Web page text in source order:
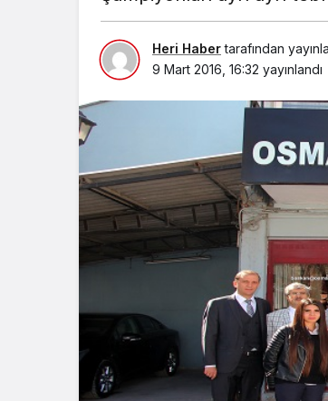
Heri Habertarafından
9 Mart 2016, 16:32 yayınlandı